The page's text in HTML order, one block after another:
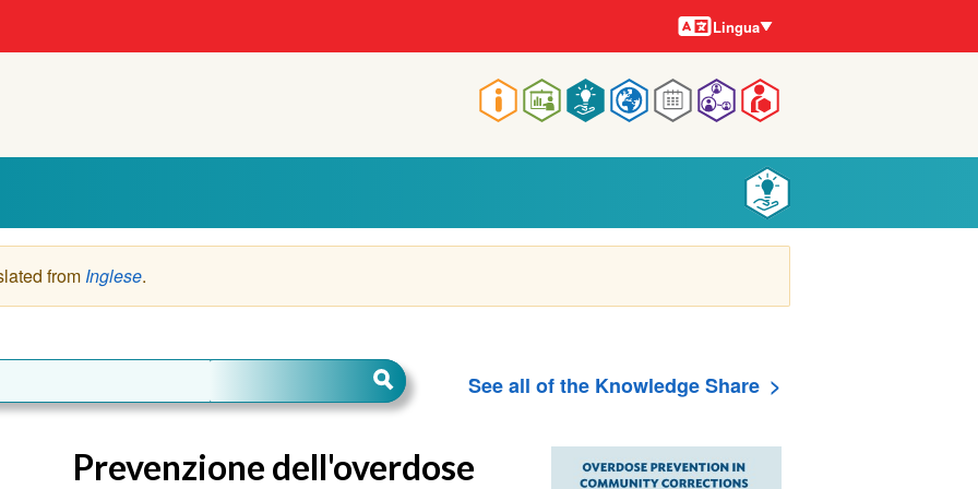
Main
navigation
Lingue
Lingua
from Inglese.
See all of the Knowledge Share
Prevenzione dell'overdose